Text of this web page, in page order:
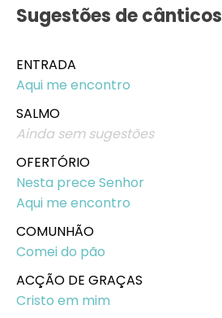
Sugestões de cânticos
ENTRADA
Aqui me encontro
SALMO
Ainda sem sugestões
OFERTÓRIO
Nesta prece Senhor
Aqui me encontro
COMUNHÃO
Comei do pão
ACÇÃO DE GRAÇAS
Cristo em mim